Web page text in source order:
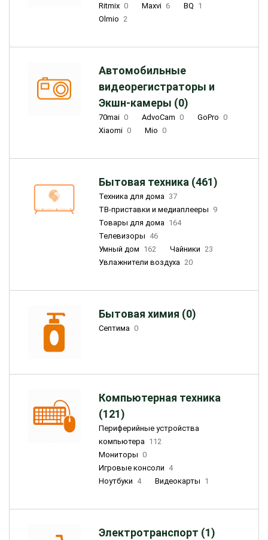
Ritmix 0 Maxvi 6 BQ 1
Olmio 2
Автомобильные
видеорегистраторы и
Экшн-камеры (0)
70mai 0 AdvoCam 0 GoPro 0
Xiaomi 0 Mio 0
Бытовая техника (461)
Техника для дома 37
ТВ-приставки и медиаплееры 9
Товары для дома 164
Телевизоры 46
Умный дом 162 Чайники 23
Увлажнители воздуха 20
Бытовая химия (0)
Септима 0
Компьютерная техника
(121)
Периферийные устройства
компьютера 112
Мониторы 0
Игровые консоли 4
Ноутбуки 4 Видеокарты 1
Электротранспорт (1)